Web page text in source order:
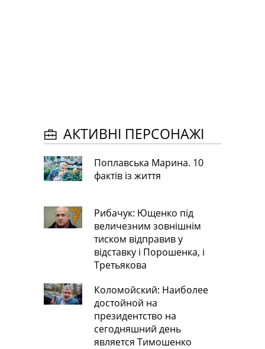
АКТИВНІ ПЕРСОНАЖІ
Поплавська Марина. 10
фактів із життя
Рибачук: Ющенко під
величезним зовнішнім
тиском відправив у
відставку і Порошенка, і
Третьякова
Коломойский: Наиболее
достойной на
президентство на
сегодняшний день
является Тимошенко